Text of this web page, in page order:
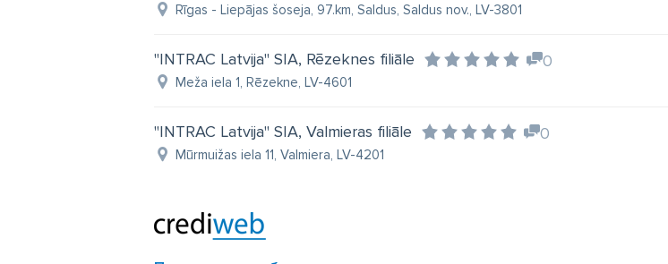
Rīgas - Liepājas šoseja, 97.km, Saldus, Saldus nov., LV-3801
"INTRAC Latvija" SIA, Rēzeknes filiāle 0
Meža iela 1, Rēzekne, LV-4601
"INTRAC Latvija" SIA, Valmieras filiāle 0
Mūrmuižas iela 11, Valmiera, LV-4201